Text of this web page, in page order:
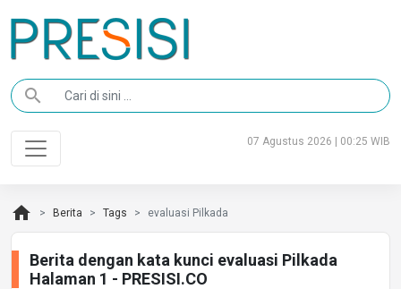
search
07 Agustus 2026 | 00:25 WIB
home Berita Tags evaluasi Pilkada
Berita dengan kata kunci evaluasi Pilkada
Halaman 1 - PRESISI.CO